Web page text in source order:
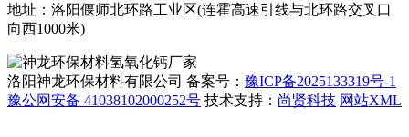
地址：洛阳偃师北环路工业区(连霍高速引线与北环路交叉口
向西1000米)
洛阳神龙环保材料有限公司 备案号： 豫ICP备2025133319号-1
豫公网安备 41038102000252号 技术支持： 尚贤科技 网站XML